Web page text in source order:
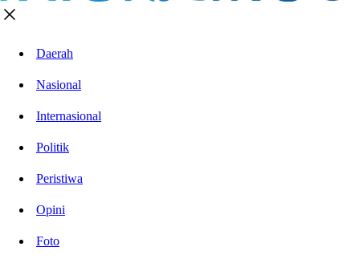
Daerah
Nasional
Internasional
Politik
Peristiwa
Opini
Foto